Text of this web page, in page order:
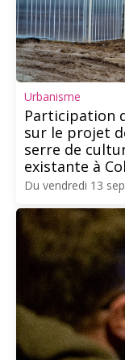
Urbanisme
Participation
sur le projet
serre de
existante à
Du vendredi 13